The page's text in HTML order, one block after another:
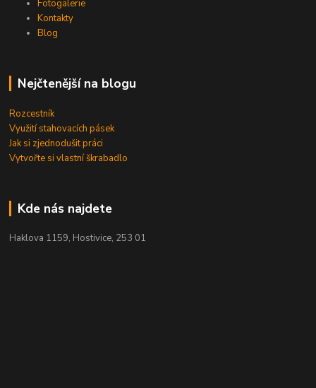
Fotogalerie
Kontakty
Blog
Nejčtenější na blogu
Rozcestník
Využití stahovacích pásek
Jak si zjednodušit práci
Vytvořte si vlastní škrabadlo
Kde nás najdete
Haklova 1159, Hostivice, 253 01